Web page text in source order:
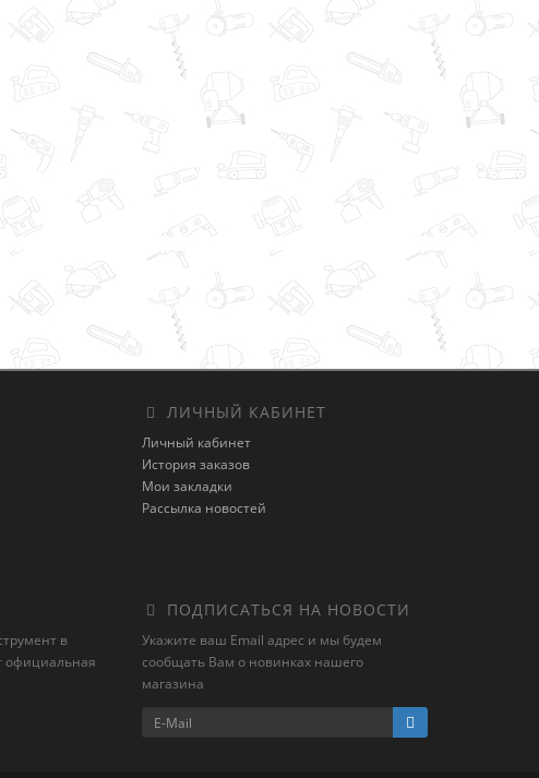
ЛИЧНЫЙ КАБИНЕТ
Личный кабинет
История заказов
Мои закладки
Рассылка новостей
в
официальная
ПОДПИСАТЬСЯ НА НОВОСТИ
Укажите ваш Email адрес и мы будем
сообщать Вам о новинках нашего
магазина